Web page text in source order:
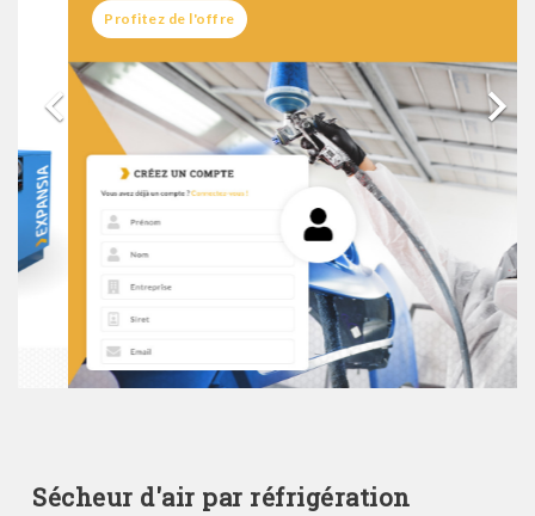
Profitez de l'offre
 
Sécheur d'air par réfrigération